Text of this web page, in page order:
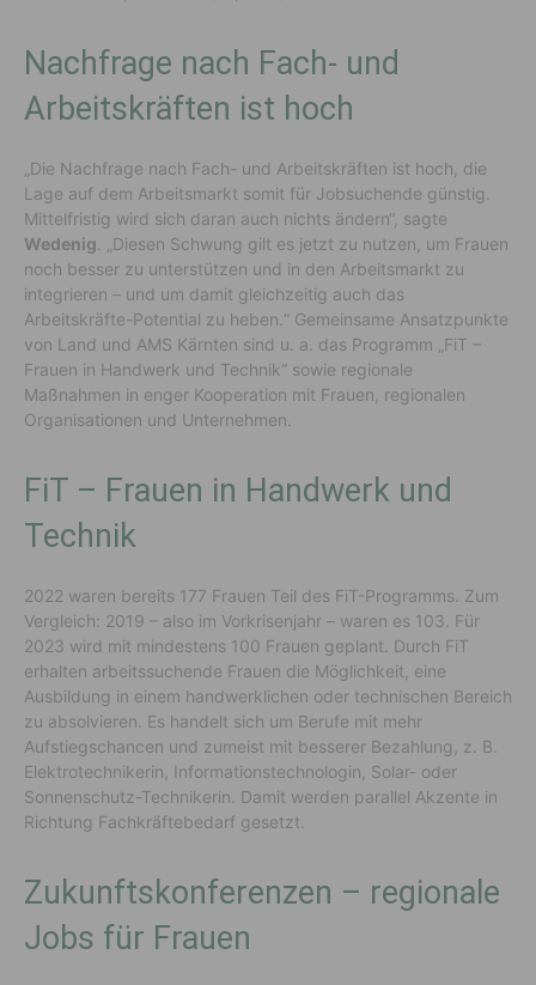
Nachfrage nach Fach- und
Arbeitskräften ist hoch
„Die Nachfrage nach Fach- und Arbeitskräften ist hoch, die
Lage auf dem Arbeitsmarkt somit für Jobsuchende günstig.
Mittelfristig wird sich daran auch nichts ändern“, sagte
Wedenig . „Diesen Schwung gilt es jetzt zu nutzen, um Frauen
noch besser zu unterstützen und in den Arbeitsmarkt zu
integrieren – und um damit gleichzeitig auch das
Arbeitskräfte-Potential zu heben.“ Gemeinsame Ansatzpunkte
von Land und AMS Kärnten sind u. a. das Programm „FiT –
Frauen in Handwerk und Technik“ sowie regionale
Maßnahmen in enger Kooperation mit Frauen, regionalen
Organisationen und Unternehmen.
FiT – Frauen in Handwerk und
Technik
2022 waren bereits 177 Frauen Teil des FiT-Programms. Zum
Vergleich: 2019 – also im Vorkrisenjahr – waren es 103. Für
2023 wird mit mindestens 100 Frauen geplant. Durch FiT
erhalten arbeitssuchende Frauen die Möglichkeit, eine
Ausbildung in einem handwerklichen oder technischen Bereich
zu absolvieren. Es handelt sich um Berufe mit mehr
Aufstiegschancen und zumeist mit besserer Bezahlung, z. B.
Elektrotechnikerin, Informationstechnologin, Solar- oder
Sonnenschutz-Technikerin. Damit werden parallel Akzente in
Richtung Fachkräftebedarf gesetzt.
Zukunftskonferenzen – regionale
Jobs für Frauen